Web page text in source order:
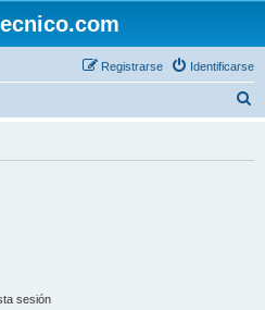
Identificarse
Registrarse
sesión